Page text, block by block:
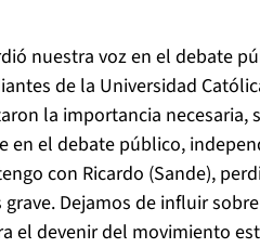
nuestra voz en el debate
de la Universidad
la importancia necesaria,
en el debate público,
con Ricardo (Sande),
grave. Dejamos de influir
el devenir del movimiento